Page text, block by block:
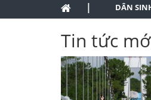
| DÂN
Tin tức